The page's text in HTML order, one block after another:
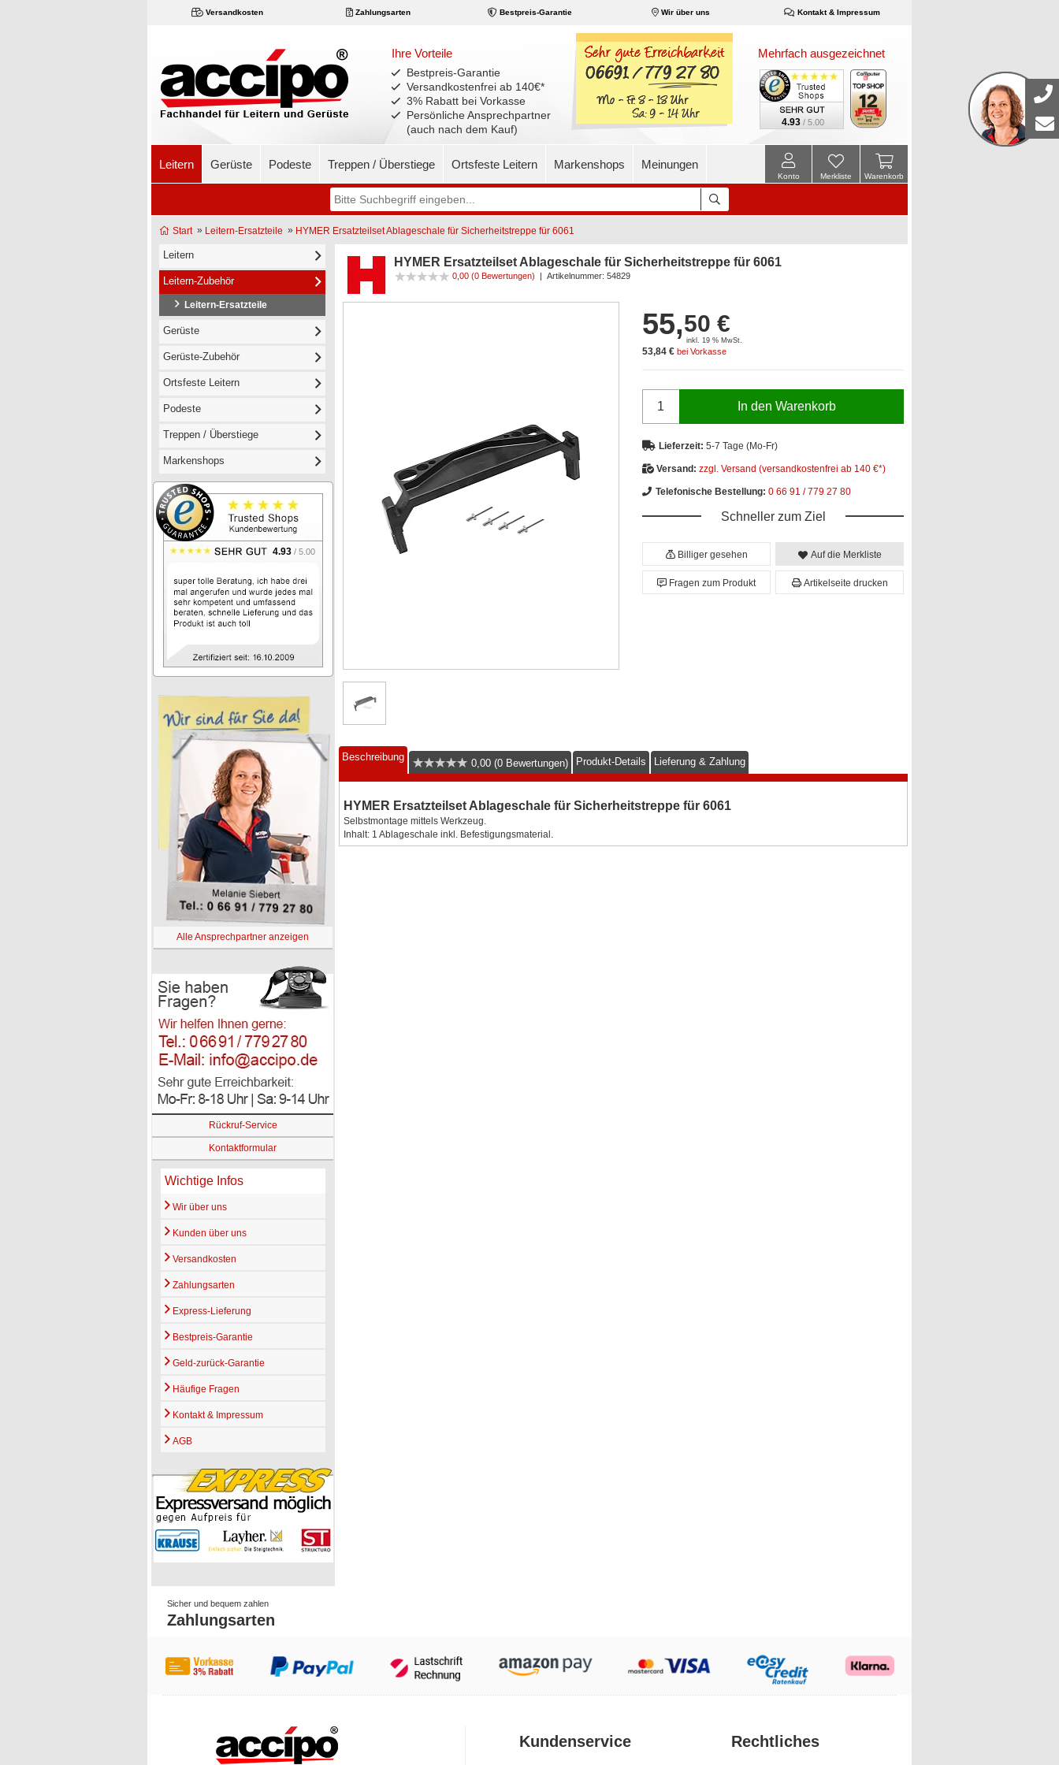
Versandkosten Zahlungsarten Bestpreis-Garantie Wir über uns Kontakt & Impressum
Ihre Vorteile
Bestpreis-Garantie
Versandkostenfrei ab 140€*
3% Rabatt bei Vorkasse
Persönliche Ansprechpartner
(auch nach dem Kauf)
Mehrfach ausgezeichnet
4.93 / 5.00
Leitern Gerüste Podeste Treppen / Überstiege Ortsfeste Leitern Markenshops Meinungen
Warenkorb
Merkliste
Konto
Start» Leitern-Ersatzteile » HYMER Ersatzteilset Ablageschale für Sicherheitstreppe für 6061
Leitern
Leitern-Zubehör
Leitern-Ersatzteile
Gerüste
Gerüste-Zubehör
Ortsfeste Leitern
Podeste
Treppen / Überstiege
Markenshops
4.93 / 5.00
Alle Ansprechpartner anzeigen
Rückruf-Service
Kontaktformular
Wichtige Infos
Wir über uns
Kunden über uns
Versandkosten
Zahlungsarten
Express-Lieferung
Bestpreis-Garantie
Geld-zurück-Garantie
Häufige Fragen
Kontakt & Impressum
AGB
HYMER Ersatzteilset Ablageschale für Sicherheitstreppe für 6061
0,00 (0 Bewertungen) | Artikelnummer: 54829
55,50 €
inkl. 19 % MwSt.
53,84 € bei Vorkasse
In den Warenkorb
Lieferzeit: 5-7 Tage (Mo-Fr)
Versand: zzgl. Versand (versandkostenfrei ab 140 €*)
Telefonische Bestellung: 0 66 91 / 779 27 80
Schneller zum Ziel
Billiger gesehen Auf die Merkliste
Fragen zum Produkt Artikelseite drucken
Beschreibung
0,00 (0 Bewertungen) Produkt-Details Lieferung & Zahlung
HYMER Ersatzteilset Ablageschale für Sicherheitstreppe für 6061
Selbstmontage mittels Werkzeug.
Inhalt: 1 Ablageschale inkl. Befestigungsmaterial.
Sicher und bequem zahlen
Zahlungsarten
Kundenservice Rechtliches